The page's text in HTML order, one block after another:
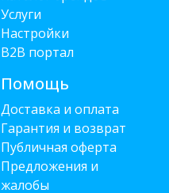
Услуги
Настройки
B2B портал
Помощь
Доставка и оплата
Гарантия и возврат
Публичная оферта
Предложения и
жалобы